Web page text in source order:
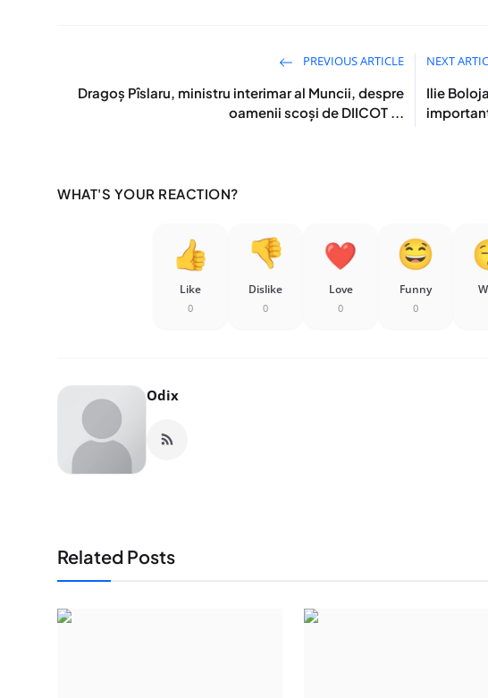
PREVIOUS ARTICLE
Dragoș Pîslaru, ministru interimar al Muncii, despre
oamenii scoși de DIICOT ...
NEXT
Ilie
WHAT'S YOUR REACTION?
Like
0
Dislike
0
Love
0
Funny
0
Odix
Related Posts